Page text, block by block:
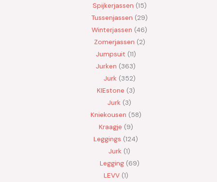
Spijkerjassen 15
Tussenjassen 29
Winterjassen 46
Zomerjassen 2
Jumpsuit 11
Jurken 363
Jurk 352
KIEstone 3
Jurk 3
Kniekousen 58
Kraagje 9
Leggings 124
Jurk 1
Legging 69
LEVV 1